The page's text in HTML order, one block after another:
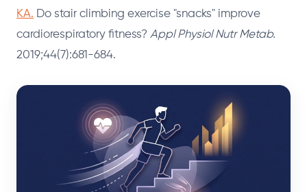
KA. Do stair climbing exercise "snacks" improve
cardiorespiratory fitness? Appl Physiol Nutr Metab.
2019;44(7):681-684.